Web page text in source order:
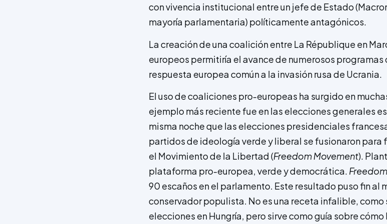
con vivencia institucional entre un jefe de Estado
mayoría parlamentaria) políticamente antagónicos.
La creación de una coalición entre La République en
europeos permitiría el avance de numerosos programas
respuesta europea común a la invasión rusa de Ucrania.
El uso de coaliciones pro-europeas ha surgido en
ejemplo más reciente fue en las elecciones generales
misma noche que las elecciones presidenciales
partidos de ideología verde y liberal se fusionaron para
el Movimiento de la Libertad (Freedom Movement).
plataforma pro-europea, verde y democrática.
90 escaños en el parlamento. Este resultado puso fin al
conservador populista. No es una receta infalible, como
elecciones en Hungría, pero sirve como guía sobre